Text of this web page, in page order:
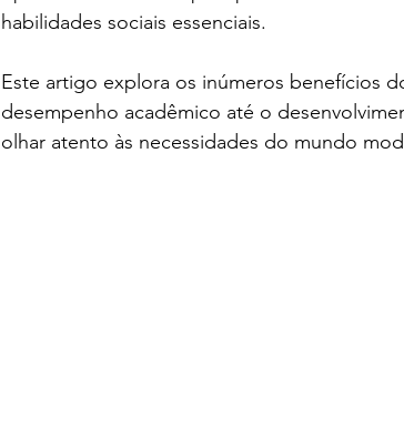
habilidades sociais essenciais.
Este artigo explora os inúmeros benefícios
desempenho acadêmico até o
olhar atento às necessidades do mundo